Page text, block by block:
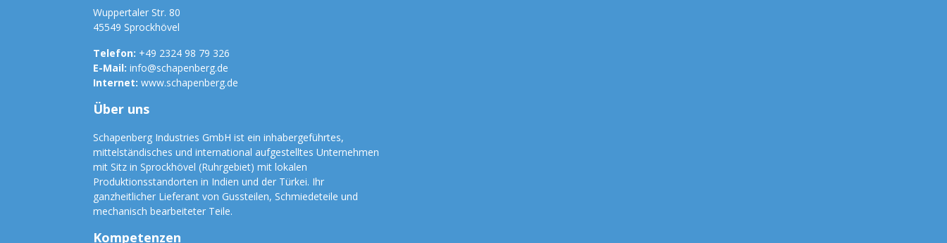
Wuppertaler Str. 80
45549 Sprockhövel
Telefon: +49 2324 98 79 326
E-Mail: info@schapenberg.de
Internet: www.schapenberg.de
Über uns
Schapenberg Industries GmbH ist ein inhabergeführtes,
mittelständisches und international aufgestelltes Unternehmen
mit Sitz in Sprockhövel (Ruhrgebiet) mit lokalen
Produktionsstandorten in Indien und der Türkei. Ihr
ganzheitlicher Lieferant von Gussteilen, Schmiedeteile und
mechanisch bearbeiteter Teile.
Kompetenzen